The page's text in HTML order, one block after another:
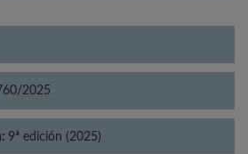
2025
9ª edición (2025)